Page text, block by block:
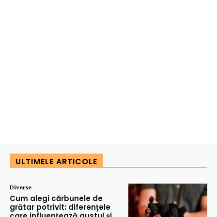
ULTIMELE ARTICOLE
Diverse
Cum alegi cărbunele de
grătar potrivit: diferențele